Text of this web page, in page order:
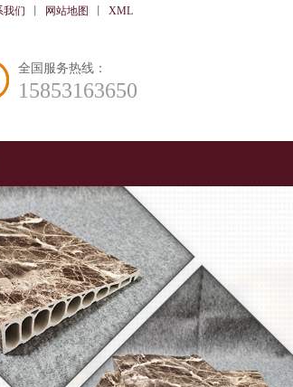
我们 网站地图 XML
全国服务热线：
15853163650